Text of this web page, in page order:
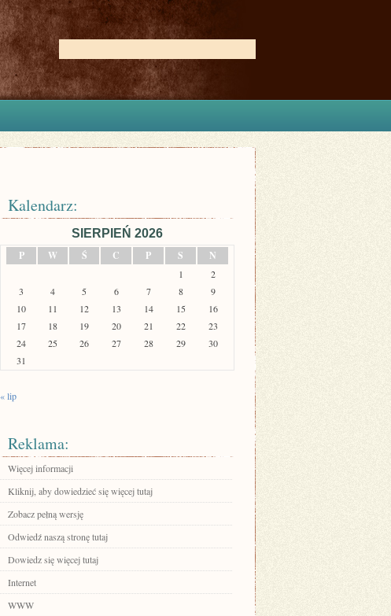
Kalendarz:
SIERPIEŃ 2026
P
W Ś C P S N
1
2
3
4 5 6 7 8
9
10
11 12 13 14 15
16
17
18 19 20 21 22
23
24
25 26 27 28 29
30
31
« lip
Reklama:
Więcej informacji
Kliknij, aby dowiedzieć się więcej tutaj
Zobacz pełną wersję
Odwiedź naszą stronę tutaj
Dowiedz się więcej tutaj
Internet
WWW